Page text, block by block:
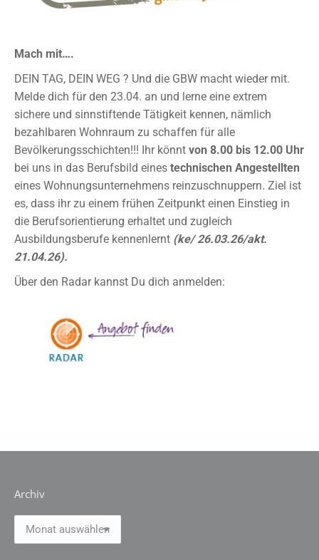
Mach mit….
DEIN TAG, DEIN WEG ? Und die GBW macht wieder mit.
Melde dich für den 23.04. an und lerne eine extrem
sichere und sinnstiftende Tätigkeit kennen, nämlich
bezahlbaren Wohnraum zu schaffen für alle
Bevölkerungsschichten!!! Ihr könnt von 8.00 bis 12.00 Uhr
bei uns in das Berufsbild eines technischen Angestellten
eines Wohnungsunternehmens reinzuschnuppern. Ziel ist
es, dass ihr zu einem frühen Zeitpunkt einen Einstieg in
die Berufsorientierung erhaltet und zugleich
Ausbildungsberufe kennenlernt (ke/ 26.03.26/akt.
21.04.26).
Über den Radar kannst Du dich anmelden:
Archiv